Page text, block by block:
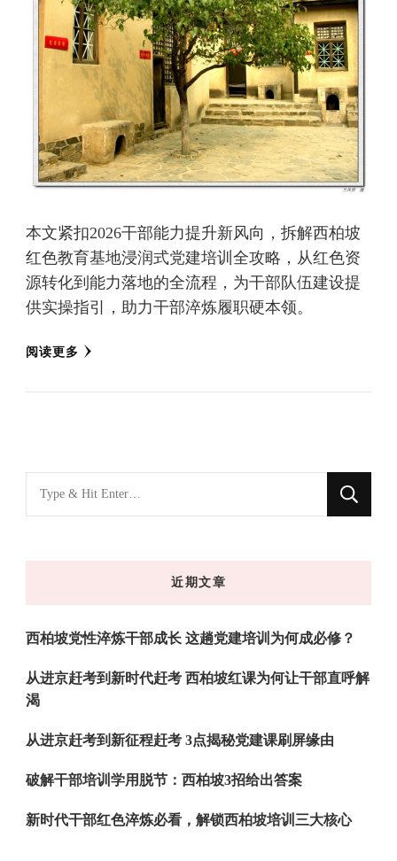
本文紧扣2026干部能力提升新风向，拆解西柏坡
红色教育基地浸润式党建培训全攻略，从红色资
源转化到能力落地的全流程，为干部队伍建设提
供实操指引，助力干部淬炼履职硬本领。
阅读更多
什
近期文章
西柏坡党性淬炼干部成长 这趟党建培训为何成必修？
从进京赶考到新时代赶考 西柏坡红课为何让干部直呼解
渴
从进京赶考到新征程赶考 3点揭秘党建课刷屏缘由
破解干部培训学用脱节：西柏坡3招给出答案
新时代干部红色淬炼必看，解锁西柏坡培训三大核心